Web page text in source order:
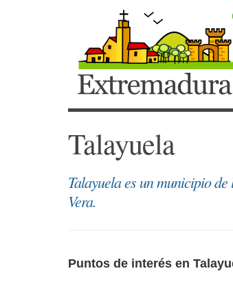
Talayuela
Talayuela es un municipio
Vera.
Puntos de interés en